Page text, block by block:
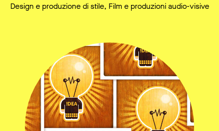
Design e produzione di stile, Film e produzioni audio-visive